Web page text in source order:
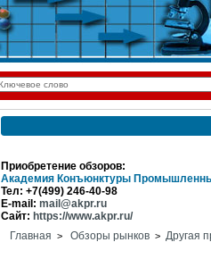
Приобретение обзоров:
Академия Конъюнктуры
Тел: +7(499) 246-40-98
E-mail: mail@akpr.ru
Сайт: https://www.akpr.ru/
Главная > Обзоры рынков > Другая